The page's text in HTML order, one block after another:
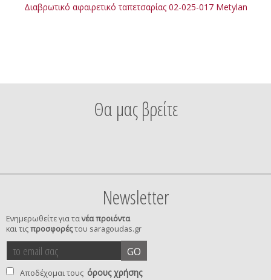
Διαβρωτικό αφαιρετικό ταπετσαρίας 02-025-017 Metylan
Θα μας βρείτε
Newsletter
Ενημερωθείτε για τανέα προιόντα
και τιςπροσφορέςτου saragoudas.gr
το
email
σας
GO
Αποδέχομαι τους όρους χρήσης